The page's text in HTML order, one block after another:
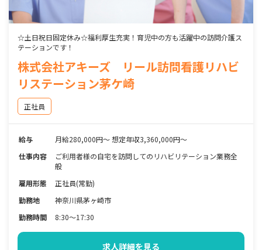
☆土日祝日固定休み☆福利厚生充実！育児中の方も活躍中の訪問介護ス
テーションです！
株式会社アキーズ リール訪問看護リハビ
リステーション茅ケ崎
正社員
給与
月給280,000円～ 想定年収3,360,000円～
仕事内容
ご利用者様の自宅を訪問してのリハビリテーション業務全
般
雇用形態
正社員(常勤)
勤務地
神奈川県茅ヶ崎市
勤務時間
8:30～17:30
求人詳細を見る